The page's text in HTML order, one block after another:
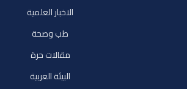
الاخبار العلمية
طب وصحة
مقالات حرة
البيئة العربية